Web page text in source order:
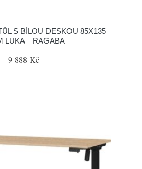
S BÍLOU DESKOU 85X135
LUKA – RAGABA
9 888 Kč